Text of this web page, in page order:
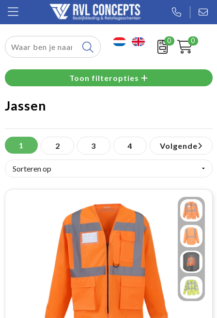
0 0
Relatiegeschenken
Tassen
Werkkleding
Toon filteropties
Jassen
1 2 3 4 Volgende